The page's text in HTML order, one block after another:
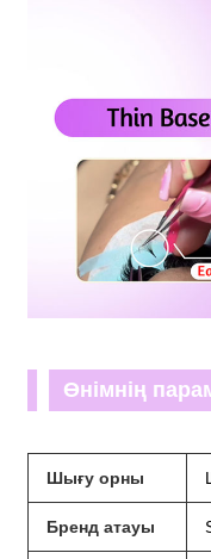
Өнімнің
Шығу орны
Бренд атауы